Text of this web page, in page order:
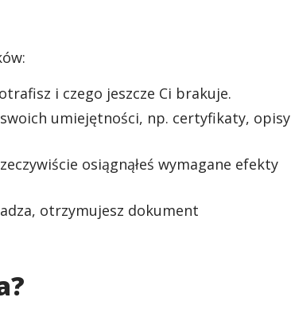
i czego jeszcze Ci brakuje.
umiejętności, np. certyfikaty, opisy
osiągnąłeś wymagane efekty
otrzymujesz dokument